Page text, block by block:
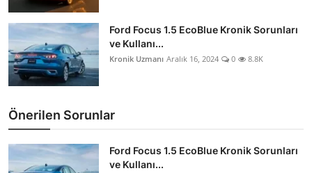
Ford Focus 1.5 EcoBlue Kronik Sorunları
ve Kullanı...
Kronik Uzmanı Aralık 16, 2024 0 8.8K
Önerilen Sorunlar
Ford Focus 1.5 EcoBlue Kronik Sorunları
ve Kullanı...